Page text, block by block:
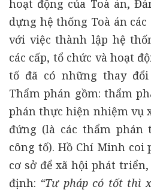
hoạt động của Toà án,
dựng hệ thống Toà án các
với việc thành lập hệ
các cấp, tổ chức và hoạt
tố đã có những thay
Thẩm phán gồm: thẩm
phán thực hiện nhiệm vụ
đứng (là các thẩm
công tố). Hồ Chí Minh
cơ sở để xã hội phát
định: “Tư pháp có tốt thì